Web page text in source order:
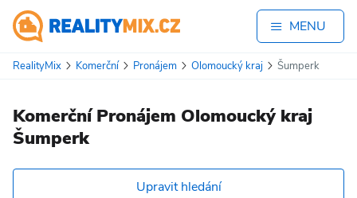
MENU
RealityMix Komerční Pronájem Olomoucký kraj Šumperk
Komerční Pronájem Olomoucký kraj
Šumperk
Upravit hledání